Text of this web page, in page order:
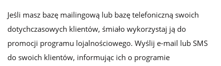
Jeśli masz bazę mailingową lub bazę telefoniczną swoich
dotychczasowych klientów, śmiało wykorzystaj ją do
promocji programu lojalnościowego. Wyślij e-mail lub SMS
do swoich klientów, informując ich o programie